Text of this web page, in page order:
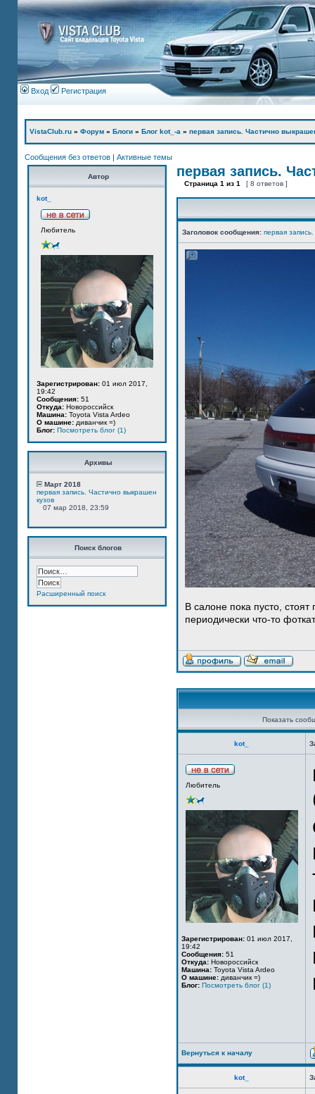
Вход Регистрация
VistaClub.ru » Форум » Блоги » Блог kot_-а » первая запись. Частично
Сообщения без ответов | Активные темы
Автор
kot_
Любитель
Зарегистрирован: 01 июл 2017,
19:42
Сообщения: 51
Откуда: Новороссийск
Машина: Toyota Vista Ardeo
О машине: диванчик =)
Блог: Посмотреть блог (1)
Архивы
Март 2018
первая запись. Частично выкрашен
кузов
07 мар 2018, 23:59
Поиск блогов
Расширенный поиск
первая запись.
Страница 1 из 1 [ 8 ответов ]
Заголовок сообщения: первая
В салоне пока пусто,
периодически что-то
Показать
kot_
Любитель
Зарегистрирован: 01 июл 2017,
19:42
Сообщения: 51
Откуда: Новороссийск
Машина: Toyota Vista Ardeo
О машине: диванчик =)
Блог: Посмотреть блог (1)
Вернуться к началу
kot_